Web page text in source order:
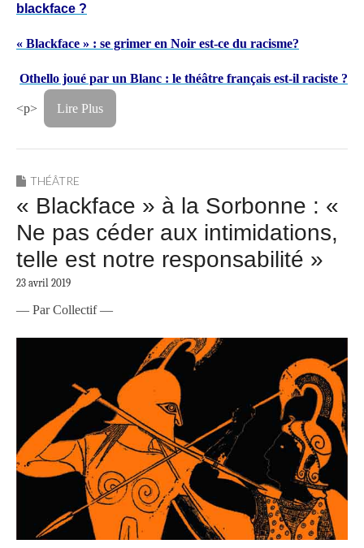
blackface ?
« Blackface » : se grimer en Noir est-ce du racisme?
Othello joué par un Blanc : le théâtre français est-il raciste ?
<p> Lire Plus
THÉÂTRE
« Blackface » à la Sorbonne : «
Ne pas céder aux intimidations,
telle est notre responsabilité »
23 avril 2019
— Par Collectif —